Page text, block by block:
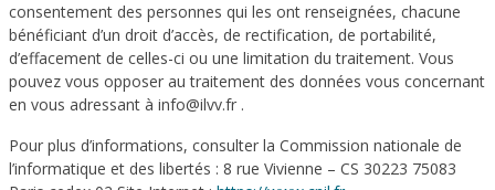
consentement des personnes qui les ont renseignées, chacune
bénéficiant d’un droit d’accès, de rectification, de portabilité,
d’effacement de celles-ci ou une limitation du traitement. Vous
pouvez vous opposer au traitement des données vous concernant
en vous adressant à info@ilvv.fr .
Pour plus d’informations, consulter la Commission nationale de
l’informatique et des libertés : 8 rue Vivienne – CS 30223 75083